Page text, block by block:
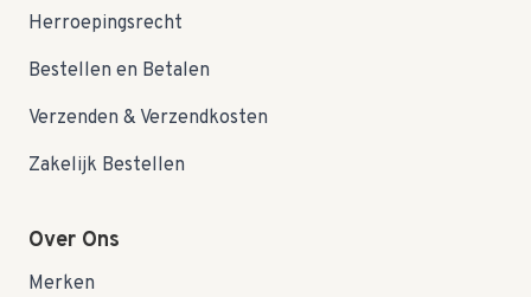
Herroepingsrecht
Bestellen en Betalen
Verzenden & Verzendkosten
Zakelijk Bestellen
Over Ons
Merken